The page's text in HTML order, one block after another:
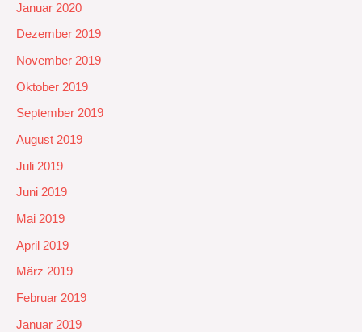
Januar 2020
Dezember 2019
November 2019
Oktober 2019
September 2019
August 2019
Juli 2019
Juni 2019
Mai 2019
April 2019
März 2019
Februar 2019
Januar 2019